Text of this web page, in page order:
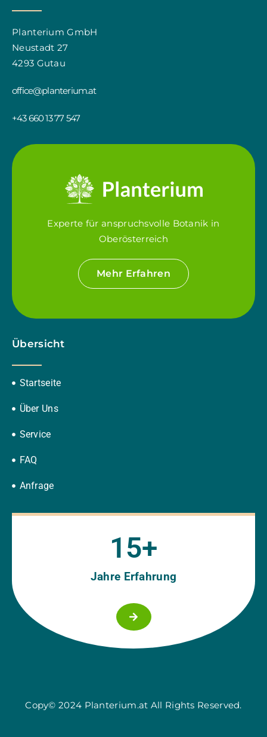
Planterium GmbH
Neustadt 27
4293 Gutau
office@planterium.at
+43 660 13 77 547
Experte für anspruchsvolle Botanik in
Oberösterreich
Mehr Erfahren
Übersicht
Startseite
Über Uns
Service
FAQ
Anfrage
Jahre Erfahrung
15+
Copy© 2024 Planterium.at All Rights Reserved.